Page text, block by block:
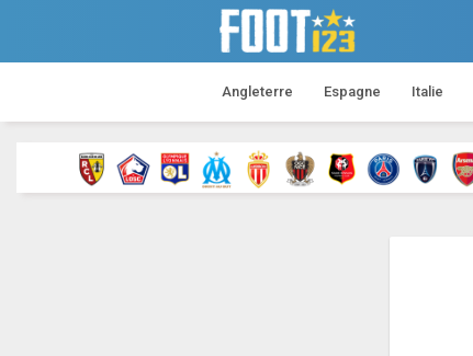
Angleterre Espagne Italie